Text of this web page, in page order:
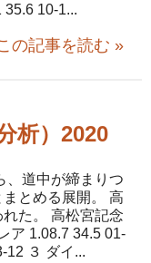
10-1...
の記事を読む »
析）2020
、道中が締まりつ
とめる展開。 高
た。 高松宮記念
ア 1.08.7 34.5 01-
12 ３ ダイ...